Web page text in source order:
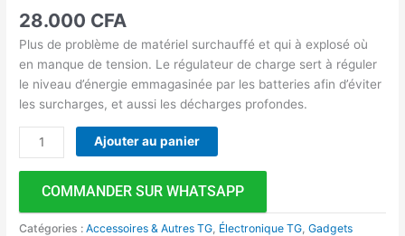
28.000 CFA
Plus de problème de matériel surchauffé et qui à explosé où
en manque de tension. Le régulateur de charge sert à réguler
le niveau d’énergie emmagasinée par les batteries afin d’éviter
les surcharges, et aussi les décharges profondes.
Ajouter au panier
COMMANDER SUR WHATSAPP
Catégories :Accessoires & Autres TG Électronique TG ,Gadgets